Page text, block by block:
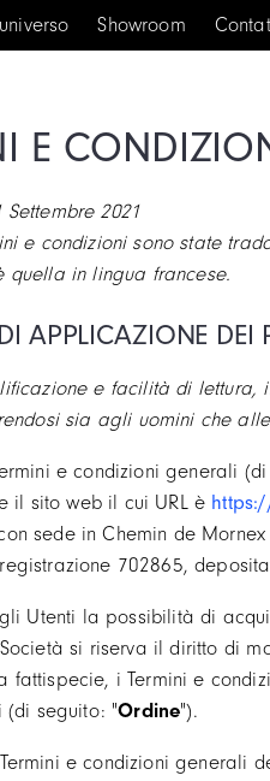
Showroom
E
Settembre 2021
e condizioni sono state
quella in lingua francese.
APPLICAZIONE DEI
e facilità di lettura,
sia agli uomini che
e condizioni generali
il sito web il cui URL è
sede in Chemin de
702865,
Utenti la possibilità di
si riserva il diritto di
fattispecie, i Termini e
seguito: "Ordine").
e condizioni generali